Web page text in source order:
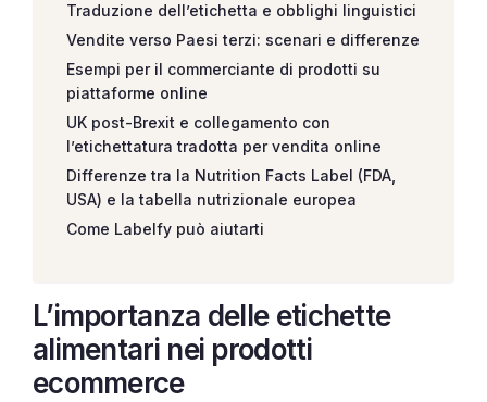
Traduzione dell’etichetta e obblighi linguistici
Vendite verso Paesi terzi: scenari e differenze
Esempi per il commerciante di prodotti su
piattaforme online
UK post-Brexit e collegamento con
l’etichettatura tradotta per vendita online
Differenze tra la Nutrition Facts Label (FDA,
USA) e la tabella nutrizionale europea
Come Labelfy può aiutarti
L’importanza delle etichette
alimentari nei prodotti
ecommerce